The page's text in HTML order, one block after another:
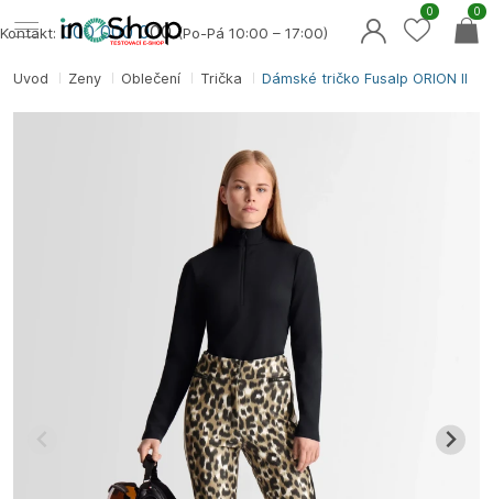
Úvod Ženy Oblečení Trička Dámské tričko Fusalp ORION II
Kontakt: 000 000 000(Po-Pá 10:00 – 17:00)
0
0